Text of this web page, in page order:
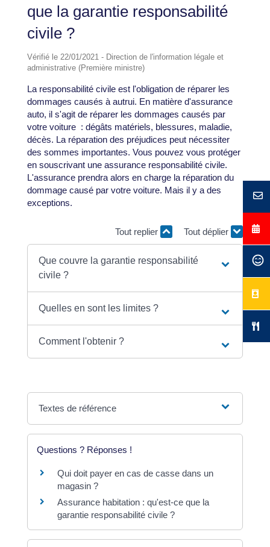
que la garantie responsabilité
civile ?
Vérifié le 22/01/2021 - Direction de l'information légale et
administrative (Première ministre)
La responsabilité civile est l'obligation de réparer les
dommages causés à autrui. En matière d'assurance
auto, il s'agit de réparer les dommages causés par
votre voiture : dégâts matériels, blessures, maladie,
décès. La réparation des préjudices peut nécessiter
des sommes importantes. Vous pouvez vous protéger
en souscrivant une assurance responsabilité civile.
L'assurance prendra alors en charge la réparation du
dommage causé par votre voiture. Mais il y a des
exceptions.
Tout replier Tout déplier
Que couvre la garantie responsabilité
civile ?
Quelles en sont les limites ?
Comment l'obtenir ?
Textes de référence
Questions ? Réponses !
Qui doit payer en cas de casse dans un
magasin ?
Assurance habitation : qu'est-ce que la
garantie responsabilité civile ?